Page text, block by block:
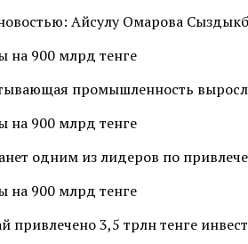
Айсулу Омарова
промышленность
одним из лидеров по
привлечено 3,5 трлн тенге